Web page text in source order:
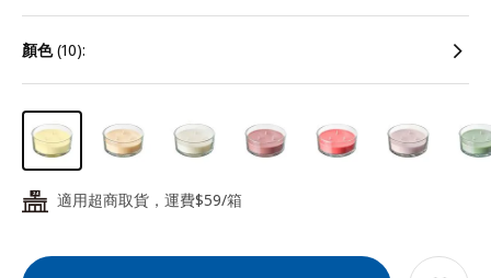
顏色(10):
24 適用超商取貨，運費$59/箱